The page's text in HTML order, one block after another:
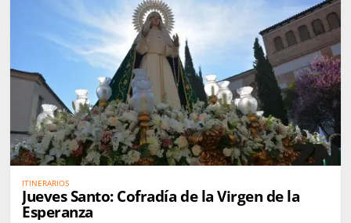
ITINERARIOS
Jueves Santo: Cofradía de la Virgen de la
Esperanza